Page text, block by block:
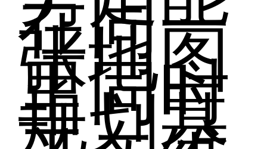
在同一
张地图
里同时
规划基